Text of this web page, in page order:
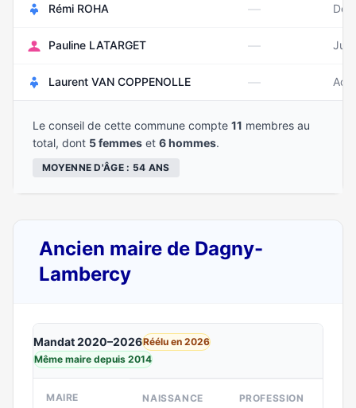
Rémi ROHA —
Pauline LATARGET —
Laurent VAN COPPENOLLE —
Le conseil de cette commune compte 11 membres au
total, dont 5 femmes et 6 hommes.
MOYENNE D'ÂGE : 54 ANS
Ancien maire de Dagny-
Lambercy
Mandat 2020–2026Réélu en 2026
Même maire depuis 2014
MAIRE NAISSANCE PROFESSION